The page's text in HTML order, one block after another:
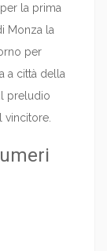
la prima
Monza la
per
a città della
preludio
vincitore.